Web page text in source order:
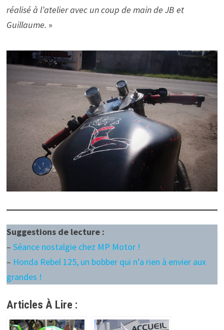
réalisé à l’atelier avec un coup de main de JB et
Guillaume. »
Suggestions de lecture :
– Séance nostalgie chez MP Motor !
– Honda Rebel 125, un bobber qui n’a rien à envier aux
grandes !
Articles À Lire :